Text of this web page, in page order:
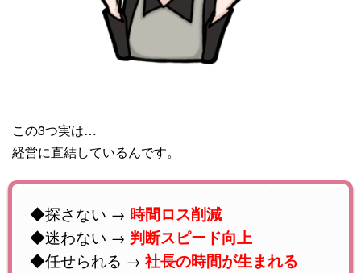
この3つ実は…
経営に直結しているんです。
◆探さない → 時間ロス削減
◆迷わない → 判断スピード向上
◆任せられる → 社長の時間が生まれる